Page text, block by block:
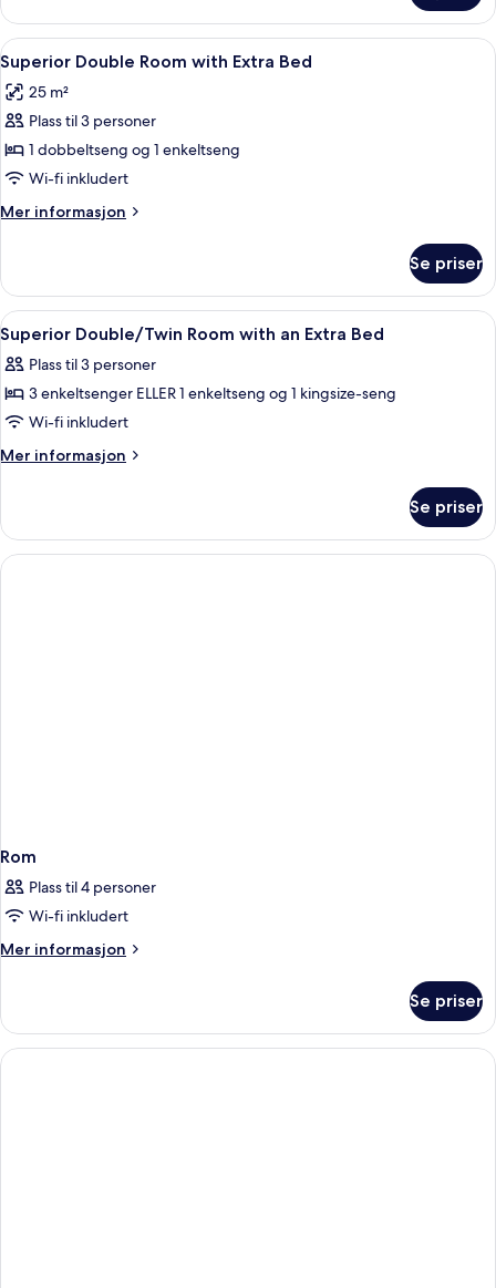
eller
tomannsrom
–
superior
Åpne
alle
bildene
av
Superior
Double
Room
with
Bed
Superior Double Room with Extra
5
Superior Double Room with Extra Bed
25 m²
Plass til 3 personer
1 dobbeltseng og 1 enkeltseng
Wi-fi inkludert
Mer informasjon
Mer
Double
Room
with
Extra
Bed
Se priser
Åpne
alle
bildene
av
Superior
Double/Twin
an
Extra
Bed
Sengetøy av topp kvalitet, safe på
4
Superior Double/Twin Room with an Extra Bed
Plass til 3 personer
3 enkeltsenger ELLER 1 enkeltseng og 1 kingsize-seng
Wi-fi inkludert
Mer informasjon
Mer
Double/Twin
Room
with
Se priser
Rom
Plass til 4 personer
Wi-fi inkludert
Mer informasjon
Mer
Se priser